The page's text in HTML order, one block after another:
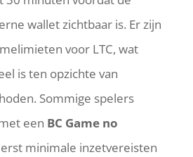
wallet zichtbaar is. Er zijn
voor LTC, wat
is ten opzichte van
Sommige spelers
een BC Game no
minimale inzetvereisten